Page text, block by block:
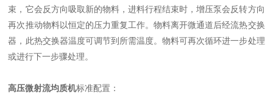
束，它会反方向吸取新的物料，进料行程结束时，增压泵会反转方向
再次推动物料以恒定的压力重复工作。物料离开微通道后经流热交换
器，此热交换器温度可调节到所需温度。物料可再次循环进一步处理
或进行下一步骤处理。
高压微射流均质机标准配置：